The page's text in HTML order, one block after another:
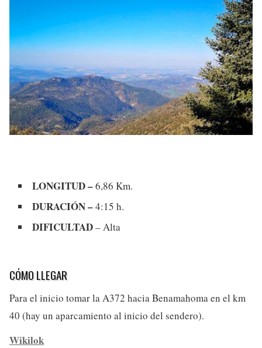
LONGITUD –6,86 Km.
DURACIÓN –4:15 h.
DIFICULTAD– Alta
CÓMO LLEGAR
Para el inicio tomar la A372 hacia Benamahoma en el km
40 (hay un aparcamiento al inicio del sendero).
Wikilok